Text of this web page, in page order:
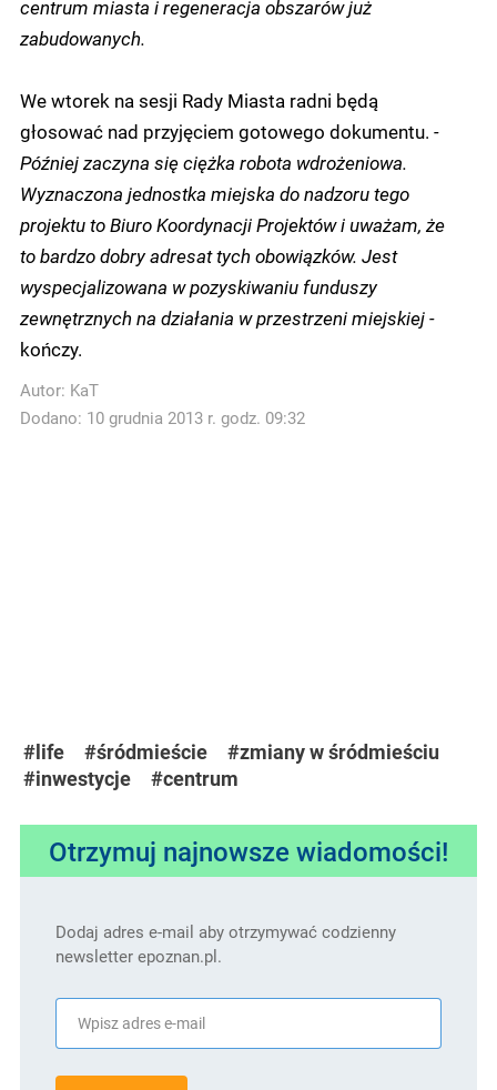
centrum miasta i regeneracja obszarów już
zabudowanych.
We wtorek na sesji Rady Miasta radni będą
głosować nad przyjęciem gotowego dokumentu. -
Później zaczyna się ciężka robota wdrożeniowa.
Wyznaczona jednostka miejska do nadzoru tego
projektu to Biuro Koordynacji Projektów i uważam, że
to bardzo dobry adresat tych obowiązków. Jest
wyspecjalizowana w pozyskiwaniu funduszy
zewnętrznych na działania w przestrzeni miejskiej -
kończy.
Autor: KaT
Dodano: 10 grudnia 2013 r. godz. 09:32
#life #śródmieście
#zmiany w śródmieściu
#inwestycje
#centrum
Otrzymuj najnowsze wiadomości!
Dodaj adres e-mail aby otrzymywać codzienny
newsletter epoznan.pl.